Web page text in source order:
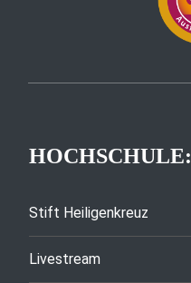
HOCHSCHULE:
Stift Heiligenkreuz
Livestream